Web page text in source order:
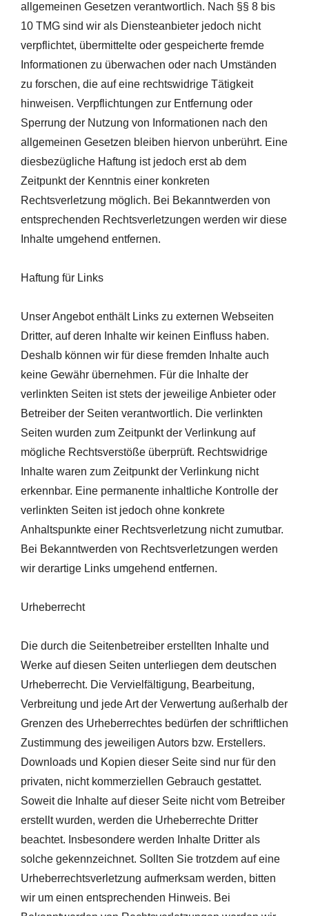
allgemeinen Gesetzen verantwortlich. Nach §§ 8 bis
10 TMG sind wir als Diensteanbieter jedoch nicht
verpflichtet, übermittelte oder gespeicherte fremde
Informationen zu überwachen oder nach Umständen
zu forschen, die auf eine rechtswidrige Tätigkeit
hinweisen. Verpflichtungen zur Entfernung oder
Sperrung der Nutzung von Informationen nach den
allgemeinen Gesetzen bleiben hiervon unberührt. Eine
diesbezügliche Haftung ist jedoch erst ab dem
Zeitpunkt der Kenntnis einer konkreten
Rechtsverletzung möglich. Bei Bekanntwerden von
entsprechenden Rechtsverletzungen werden wir diese
Inhalte umgehend entfernen.
Haftung für Links
Unser Angebot enthält Links zu externen Webseiten
Dritter, auf deren Inhalte wir keinen Einfluss haben.
Deshalb können wir für diese fremden Inhalte auch
keine Gewähr übernehmen. Für die Inhalte der
verlinkten Seiten ist stets der jeweilige Anbieter oder
Betreiber der Seiten verantwortlich. Die verlinkten
Seiten wurden zum Zeitpunkt der Verlinkung auf
mögliche Rechtsverstöße überprüft. Rechtswidrige
Inhalte waren zum Zeitpunkt der Verlinkung nicht
erkennbar. Eine permanente inhaltliche Kontrolle der
verlinkten Seiten ist jedoch ohne konkrete
Anhaltspunkte einer Rechtsverletzung nicht zumutbar.
Bei Bekanntwerden von Rechtsverletzungen werden
wir derartige Links umgehend entfernen.
Urheberrecht
Die durch die Seitenbetreiber erstellten Inhalte und
Werke auf diesen Seiten unterliegen dem deutschen
Urheberrecht. Die Vervielfältigung, Bearbeitung,
Verbreitung und jede Art der Verwertung außerhalb der
Grenzen des Urheberrechtes bedürfen der schriftlichen
Zustimmung des jeweiligen Autors bzw. Erstellers.
Downloads und Kopien dieser Seite sind nur für den
privaten, nicht kommerziellen Gebrauch gestattet.
Soweit die Inhalte auf dieser Seite nicht vom Betreiber
erstellt wurden, werden die Urheberrechte Dritter
beachtet. Insbesondere werden Inhalte Dritter als
solche gekennzeichnet. Sollten Sie trotzdem auf eine
Urheberrechtsverletzung aufmerksam werden, bitten
wir um einen entsprechenden Hinweis. Bei